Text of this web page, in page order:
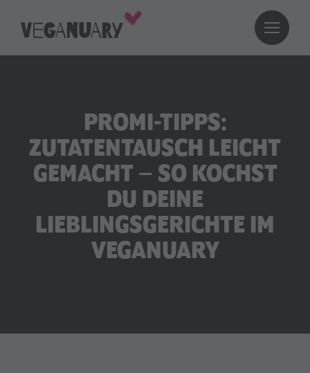
PROMI-TIPPS:
ZUTATENTAUSCH LEICHT
GEMACHT – SO KOCHST
DU DEINE
LIEBLINGSGERICHTE IM
VEGANUARY